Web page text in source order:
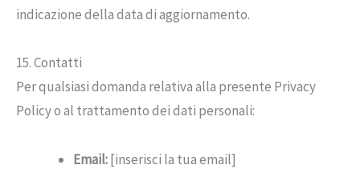
indicazione della data di aggiornamento.
15. Contatti
Per qualsiasi domanda relativa alla presente Privacy
Policy o al trattamento dei dati personali:
Email:[inserisci la tua email]